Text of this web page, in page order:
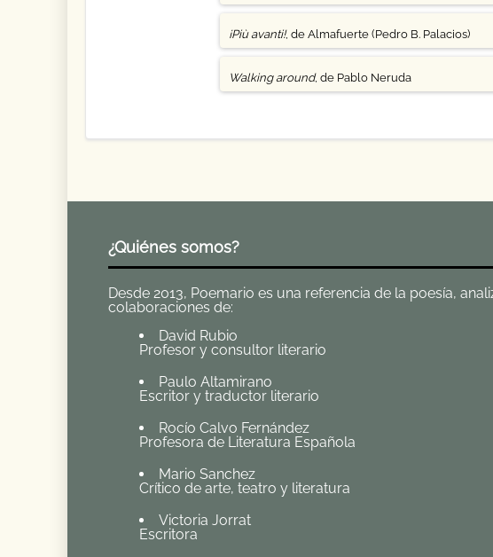
¡Più avanti!, de Almafuerte (Pedro B. Palacios)
Walking around, de Pablo Neruda
¿Quiénes somos?
Desde 2013, Poemario es una referencia de la poesía,
colaboraciones de:
David Rubio
Profesor y consultor literario
Paulo Altamirano
Escritor y traductor literario
Rocío Calvo Fernández
Profesora de Literatura Española
Mario Sanchez
Crítico de arte, teatro y literatura
Victoria Jorrat
Escritora